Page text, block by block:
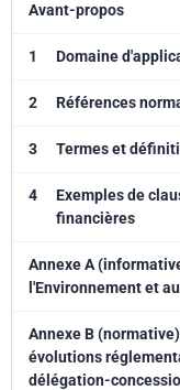
Avant-propos
1 Domaine
2 Références
3 Termes et
4
Exemples de
financières
Annexe A
l'Environnement et
Annexe B
évolutions
délégation-